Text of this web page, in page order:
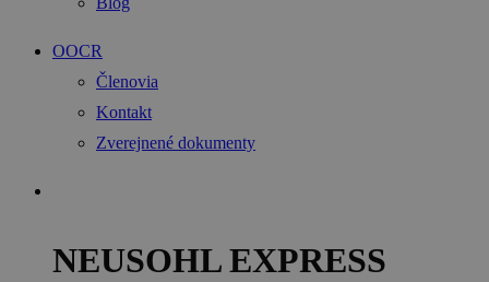
OOCR
Členovia
Kontakt
Zverejnené dokumenty
NEUSOHL EXPRESS